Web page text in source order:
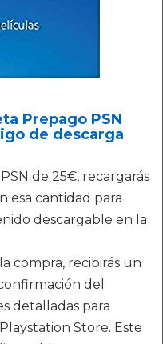
Prepago PSN
de descarga
de 25€, recargarás
esa cantidad para
descargable en la
compra, recibirás un
del
detalladas para
Store. Este